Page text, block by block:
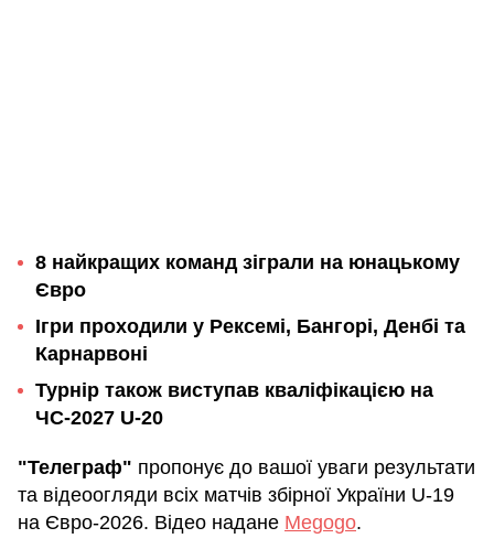
8 найкращих команд зіграли на юнацькому
Євро
Ігри проходили у Рексемі, Бангорі, Денбі та
Карнарвоні
Турнір також виступав кваліфікацією на
ЧС-2027 U-20
"Телеграф" пропонує до вашої уваги результати
та відеоогляди всіх матчів збірної України U-19
на Євро-2026. Відео надане Megogo.